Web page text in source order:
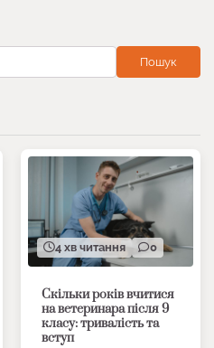
Пошук
4 хв читання 0
Скільки років вчитися
на ветеринара після 9
класу: тривалість та
вступ